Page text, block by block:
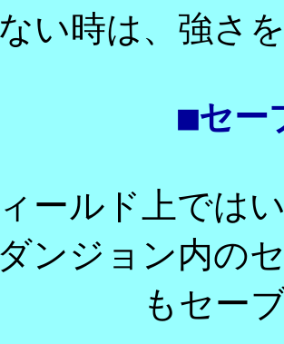
ない時は、強さ
■セー
ールド上では
ンジョン内の
もセー